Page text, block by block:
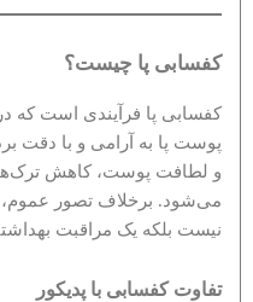
کفسابی پا چیست؟
کفسابی پا فرآیندی است که
پوست پا به آرامی و با دقت
و لطافت پوست، کاهش
می‌شود. برخلاف تصور عموم،
نیست بلکه یک مراقبت
تفاوت کفسابی با پدیکور